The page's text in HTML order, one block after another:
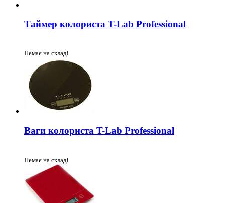
Таймер колориста T-Lab Professional
Немає на складі
Ваги колориста T-Lab Professional
Немає на складі